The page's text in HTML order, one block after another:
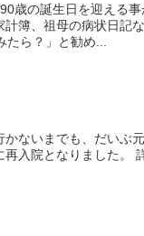
歳の誕生日を迎える
簿、祖母の病状日記
ら？」と勧め...
ないまでも、だいぶ
入院となりました。